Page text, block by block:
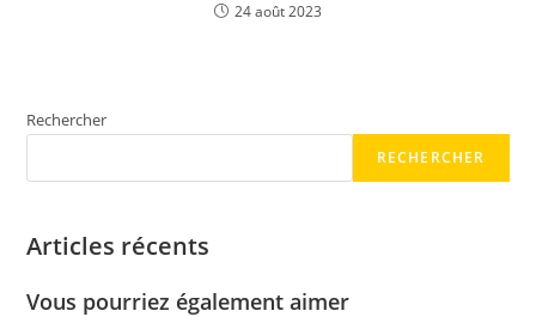
24 août 2023
Rechercher
RECHERCHER
Articles récents
Vous pourriez également aimer